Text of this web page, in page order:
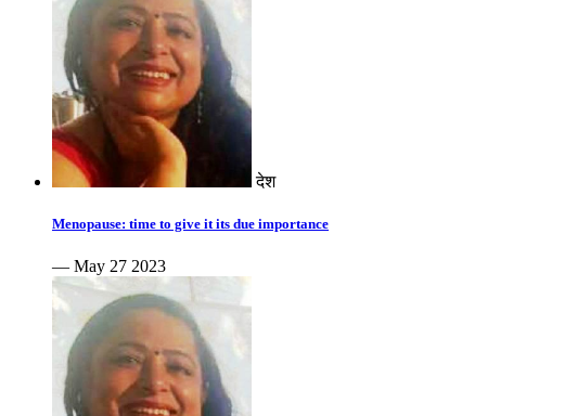
देश
Menopause: time to give it its due importance
— May 27 2023